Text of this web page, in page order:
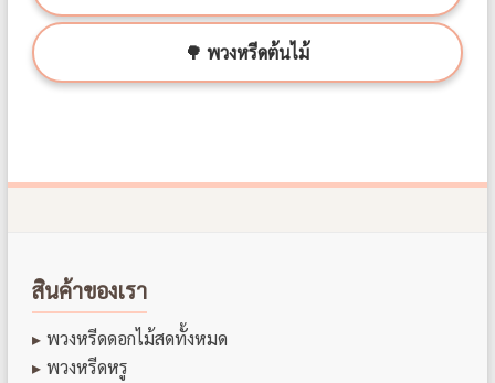
🌳 พวงหรีดต้นไม้
สินค้าของเรา
พวงหรีดดอกไม้สดทั้งหมด
พวงหรีดหรู